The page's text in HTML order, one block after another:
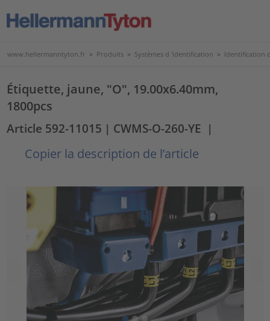
www.hellermanntyton.fr > Produits > Systèmes d 'identification > Identification
Étiquette, jaune, "O", 19.00x6.40mm,
1800pcs
Article 592-11015 | CWMS-O-260-YE |
Copier la description de l’article